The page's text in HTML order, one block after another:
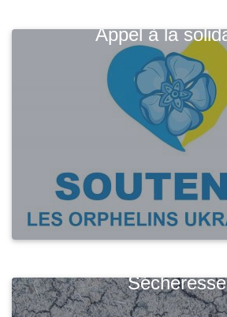
Appel à la
Sécheresse